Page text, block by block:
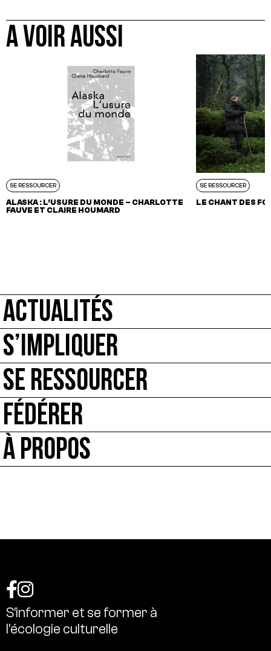
A VOIR AUSSI
SE RESSOURCER
ALASKA : L’USURE DU MONDE – CHARLOTTE
FAUVE ET CLAIRE HOUMARD
SE RESSOURCER
LE CHANT DES
ACTUALITÉS
S’IMPLIQUER
SE RESSOURCER
FÉDÉRER
À PROPOS
S’informer et se former à
l’écologie culturelle